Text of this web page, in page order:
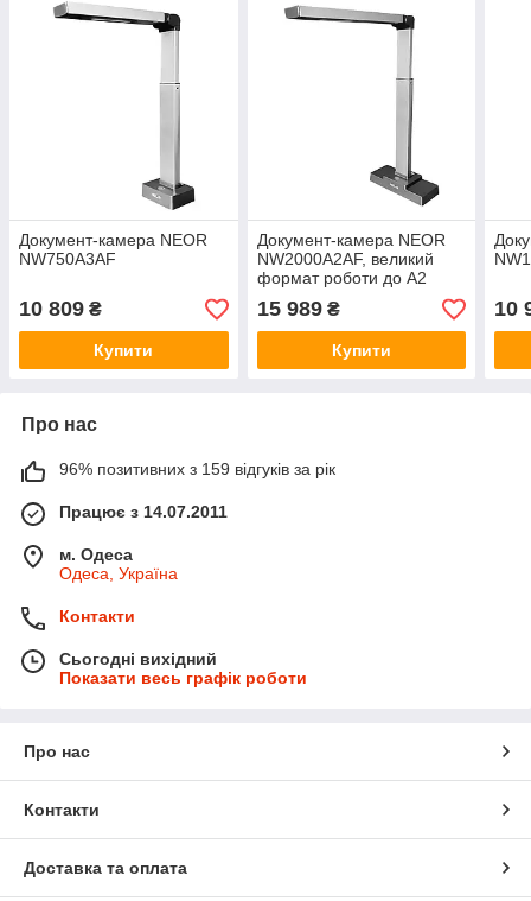
Документ-камера NEOR
NW750А3AF
10 809 ₴
Купити
Документ-камера NEOR
NW2000A2AF, великий
формат роботи до А2
15 989₴
Купити
10
Про нас
96% позитивних з 159 відгуків за рік
Працює з 14.07.2011
м. Одеса
Одеса, Україна
Контакти
Сьогодні вихідний
Показати весь графік роботи
Про нас
Контакти
Доставка та оплата